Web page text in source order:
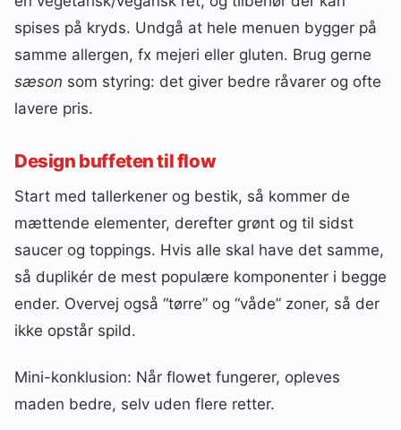
spises på kryds. Undgå at hele menuen bygger på
samme allergen, fx mejeri eller gluten. Brug gerne
sæson som styring: det giver bedre råvarer og ofte
lavere pris.
Design buffeten til flow
Start med tallerkener og bestik, så kommer de
mættende elementer, derefter grønt og til sidst
saucer og toppings. Hvis alle skal have det samme,
så duplikér de mest populære komponenter i begge
ender. Overvej også “tørre” og “våde” zoner, så der
ikke opstår spild.
Mini-konklusion: Når flowet fungerer, opleves
maden bedre, selv uden flere retter.